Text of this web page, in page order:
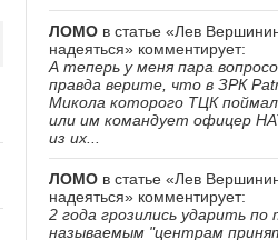
ЛОМО в статье «Лев
надеяться» комментирует:
А теперь у меня пара
правда верите, что в ЗРК
Микола которого ТЦК
или им командует офицер
из их...
ЛОМО в статье «Лев
надеяться» комментирует:
2 года грозились ударить по
называемым "центрам